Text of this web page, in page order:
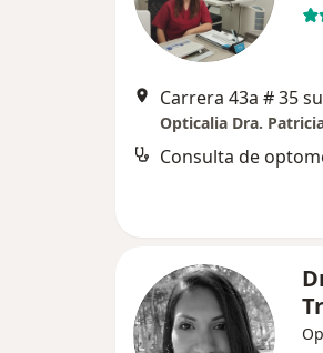
Carrera 43a # 35
Opticalia Dra.
Consulta de